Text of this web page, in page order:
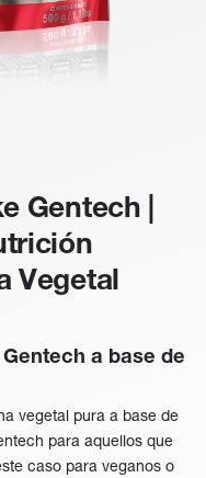
Gentech |
Vegetal
a base de
vegetal pura a base de
para aquellos que
caso para veganos o